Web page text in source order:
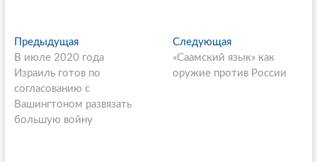
P
o
s
t
ПредыдущаяП
р
е
д
ы
д
В июле 2020 года
Израиль готов по
согласованию с
Вашингтоном развязать
большую войну
Следующая
л
е
«Саамский язык» как
оружие против России